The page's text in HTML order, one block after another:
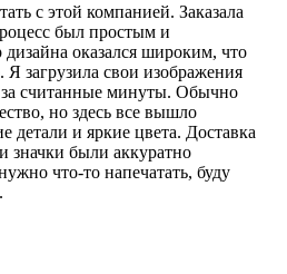
с этой компанией. Заказала
был простым и
оказался широким, что
Я загрузила свои изображения
за считанные минуты. Обычно
но здесь все вышло
детали и яркие цвета. Доставка
значки были аккуратно
что-то напечатать, буду